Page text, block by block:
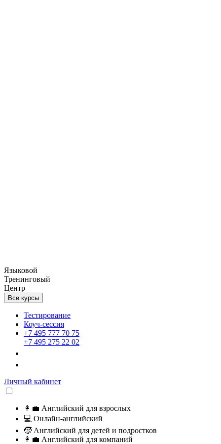
Языковой
Тренинговый
Центр
Все курсы
Тестирование
Коуч-сессия
+7 495 777 70 75
+7 495 275 22 02
Личный кабинет
👩‍💼 Английский для взрослых
💻 Онлайн-английский
🧒 Английский для детей и подростков
👩‍💼 Английский для компаний